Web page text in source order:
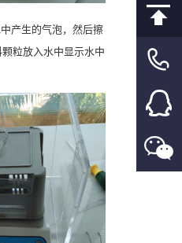
产生的气泡，然后擦
粒放入水中显示水中